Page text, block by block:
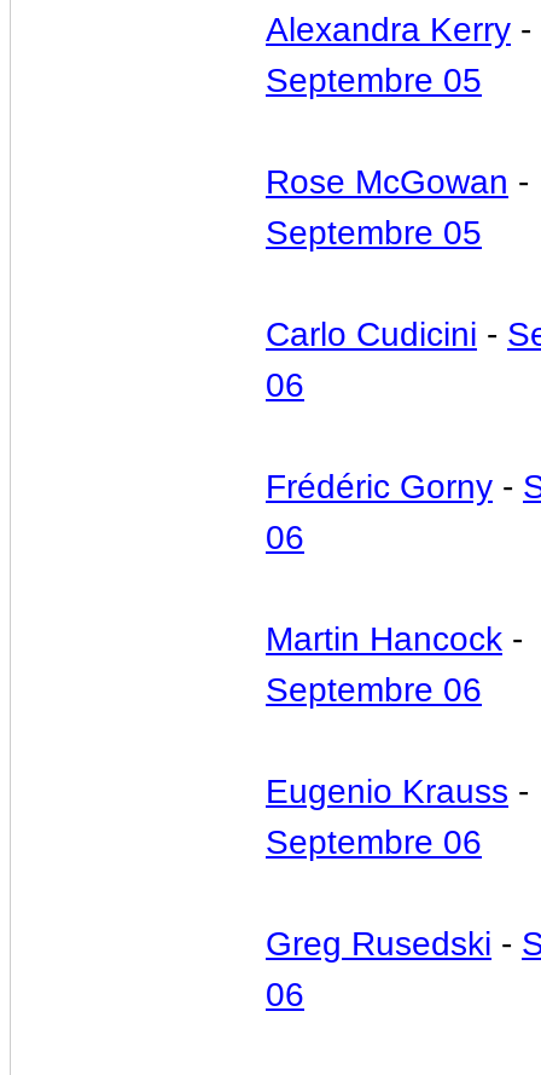
Alexandra Kerry -
Septembre 05
Rose McGowan -
Septembre 05
Carlo Cudicini -
06
Frédéric Gorny -
06
Martin Hancock -
Septembre 06
Eugenio Krauss -
Septembre 06
Greg Rusedski -
06